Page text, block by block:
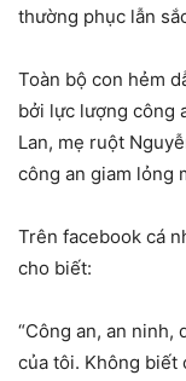
thường phục lẫn
Toàn bộ con hẻm
bởi lực lượng công
Lan, mẹ ruột
công an giam lỏng
Trên facebook cá
cho biết:
“Công an, an
của tôi. Không biết